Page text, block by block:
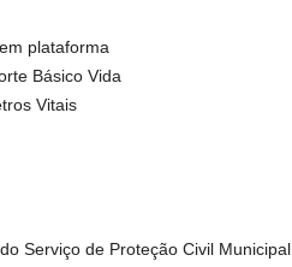
plataforma
Básico Vida
Vitais
Serviço de Proteção Civil Municipal